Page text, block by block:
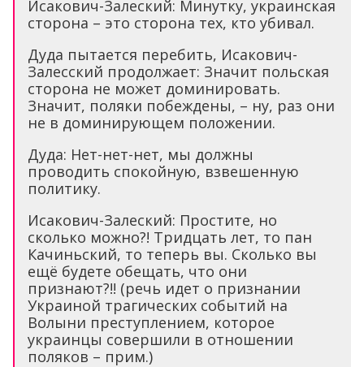
Исакович-Залеский: Минутку, украинская
сторона – это сторона тех, кто убивал.
Дуда пытается перебить, Исакович-
Залесский продолжает: Значит польская
сторона не может доминировать.
Значит, поляки побеждены, – ну, раз они
не в доминирующем положении.
Дуда: Нет-нет-нет, мы должны
проводить спокойную, взвешенную
политику.
Исакович-Залеский: Простите, но
сколько можно?! Тридцать лет, то пан
Качиньский, то теперь вы. Сколько вы
ещё будете обещать, что они
признают?!! (речь идет о признании
Украиной трагических событий на
Волыни преступлением, которое
украинцы совершили в отношении
поляков – прим.)